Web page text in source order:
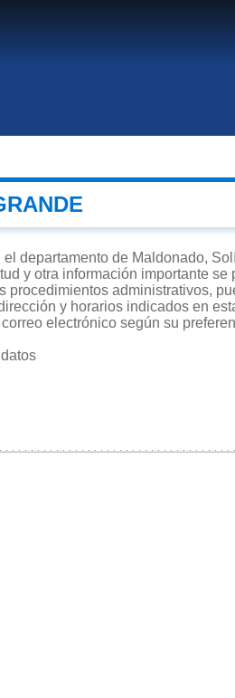
el departamento de Maldonado,
y otra información importante se
procedimientos administrativos,
y horarios indicados en
electrónico según su